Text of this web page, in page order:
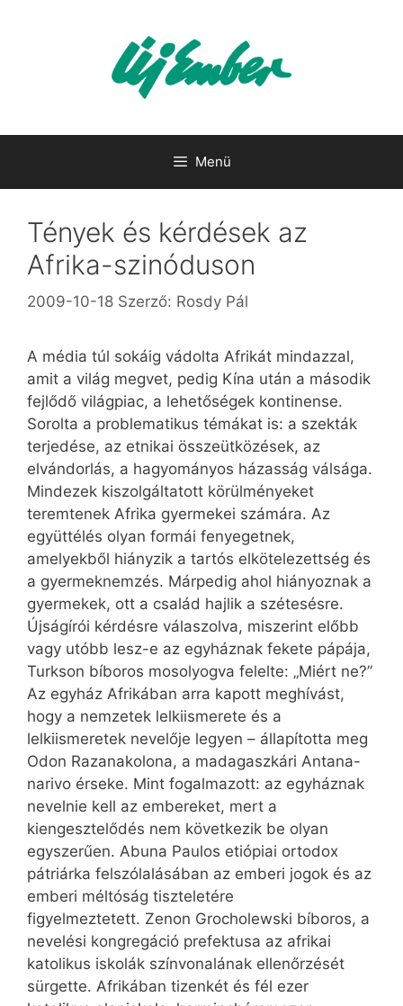
Menü
Tények és kérdések az
Afrika-szinóduson
2009-10-18 Szerző: Rosdy Pál
A média túl sokáig vádolta Afrikát mindazzal,
amit a világ megvet, pedig Kína után a második
fejlődő világpiac, a lehetőségek kontinense.
Sorolta a problematikus témákat is: a szekták
terjedése, az etnikai összeütközések, az
elvándorlás, a hagyományos házasság válsága.
Mindezek kiszolgáltatott körülményeket
teremtenek Afrika gyermekei számára. Az
együttélés olyan formái fenyegetnek,
amelyekből hiányzik a tartós elkötelezettség és
a gyermeknemzés. Márpedig ahol hiányoznak a
gyermekek, ott a család hajlik a szétesésre.
Újságírói kérdésre válaszolva, miszerint előbb
vagy utóbb lesz-e az egyháznak fekete pápája,
Turkson bíboros mosolyogva felelte: „Miért ne?”
Az egyház Afrikában arra kapott meghívást,
hogy a nemzetek lelkiismerete és a
lelkiismeretek nevelője legyen – állapította meg
Odon Razanakolona, a madagaszkári Antana-
narivo érseke. Mint fogalmazott: az egyháznak
nevelnie kell az embereket, mert a
kiengesztelődés nem következik be olyan
egyszerűen. Abuna Paulos etiópiai ortodox
pátriárka felszólalásában az emberi jogok és az
emberi méltóság tiszteletére
figyelmeztetett. Zenon Grocholewski bíboros, a
nevelési kongregáció prefektusa az afrikai
katolikus iskolák színvonalának ellenőrzését
sürgette. Afrikában tizenkét és fél ezer